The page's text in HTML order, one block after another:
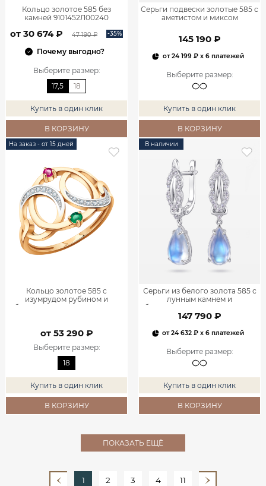
Кольцо золотое 585 без
камней 9101452Л00240
от 30 674 ₽ 47 190 ₽ -35%
Почему выгодно?
Выберите размер:
17,5
18
Купить в один клик
В КОРЗИНУ
Серьги подвески золотые 585 с
аметистом и миксом
145 190 ₽
от24 199 ₽x 6 платежей
Выберите размер:
Купить в один клик
В КОРЗИНУ
На заказ - от 15 дней
Кольцо золотое 585 с
изумрудом рубином и
бриллиантами 9101256-01910
от 53 290 ₽
Выберите размер:
18
Купить в один клик
В КОРЗИНУ
В наличии
Серьги из белого золота 585 с
лунным камнем и
бриллиантами 9201290-05022
147 790 ₽
от24 632 ₽ x 6 платежей
Выберите размер:
Купить в один клик
В КОРЗИНУ
ПОКАЗАТЬ ЕЩЁ
1 2 3 4 11